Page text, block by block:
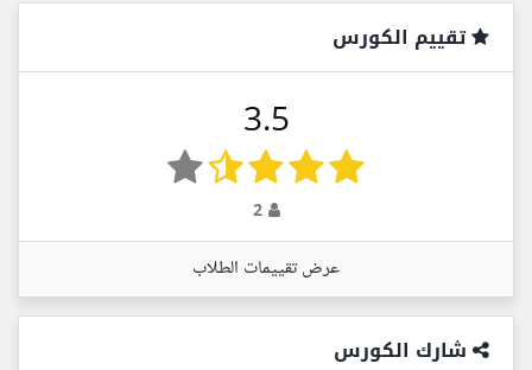
تقييم الكورس
3.5
2
عرض تقييمات الطلاب
شارك الكورس